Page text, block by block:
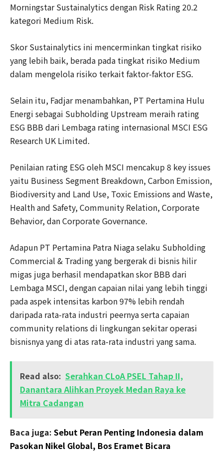
Morningstar Sustainalytics dengan Risk Rating 20.2
kategori Medium Risk.
Skor Sustainalytics ini mencerminkan tingkat risiko
yang lebih baik, berada pada tingkat risiko Medium
dalam mengelola risiko terkait faktor-faktor ESG.
Selain itu, Fadjar menambahkan, PT Pertamina Hulu
Energi sebagai Subholding Upstream meraih rating
ESG BBB dari Lembaga rating internasional MSCI ESG
Research UK Limited.
Penilaian rating ESG oleh MSCI mencakup 8 key issues
yaitu Business Segment Breakdown, Carbon Emission,
Biodiversity and Land Use, Toxic Emissions and Waste,
Health and Safety, Community Relation, Corporate
Behavior, dan Corporate Governance.
Adapun PT Pertamina Patra Niaga selaku Subholding
Commercial & Trading yang bergerak di bisnis hilir
migas juga berhasil mendapatkan skor BBB dari
Lembaga MSCI, dengan capaian nilai yang lebih tinggi
pada aspek intensitas karbon 97% lebih rendah
daripada rata-rata industri peernya serta capaian
community relations di lingkungan sekitar operasi
bisnisnya yang di atas rata-rata industri yang sama.
Read also: Serahkan CLoA PSEL Tahap II,
Danantara Alihkan Proyek Medan Raya ke
Mitra Cadangan
Baca juga: Sebut Peran Penting Indonesia dalam
Pasokan Nikel Global, Bos Eramet Bicara